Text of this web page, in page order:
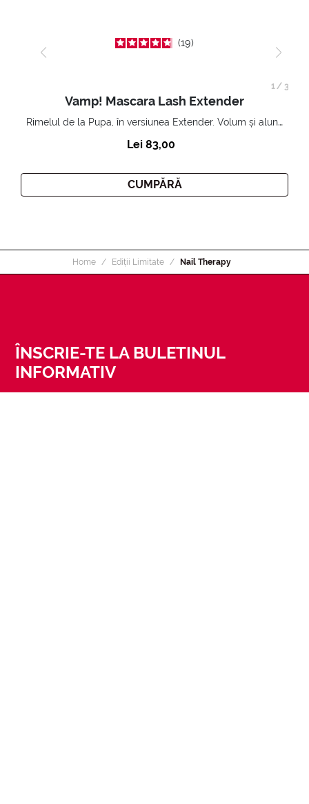
19
Vamp! Mascara Lash Extender
Rimelul de la Pupa, în versiunea Extender. Volum și alungire 3D. Gene amplificate și ridicate la infinit.
Lei 83,00
CUMPĂRĂ
1/ 3
Home Ediții Limitate Nail Therapy
ÎNSCRIE-TE LA BULETINUL
INFORMATIV